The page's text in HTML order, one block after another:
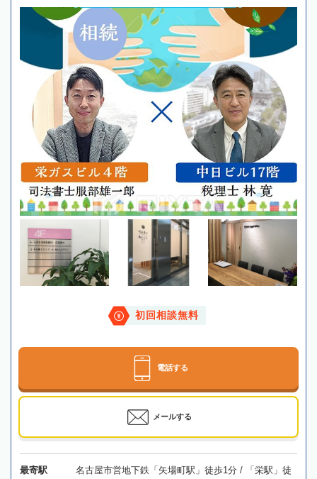
初回相談無料
電話する
メールする
最寄駅
名古屋市営地下鉄「矢場町駅」徒歩1分 / 「栄駅」徒